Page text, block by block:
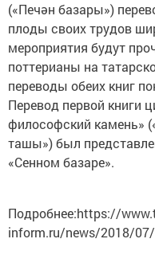
(«Печән базары»)
плоды своих трудов
мероприятия будут
поттерианы на
переводы обеих книг
Перевод первой книги
философский камень»
ташы») был
«Сенном базаре».
Подробнее:https://
inform.ru/news/2018/